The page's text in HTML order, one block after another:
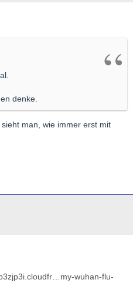
denke.
man, wie immer erst mit
wuhan-flu-